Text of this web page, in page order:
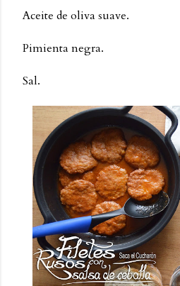
Aceite de oliva suave.
Pimienta negra.
Sal.